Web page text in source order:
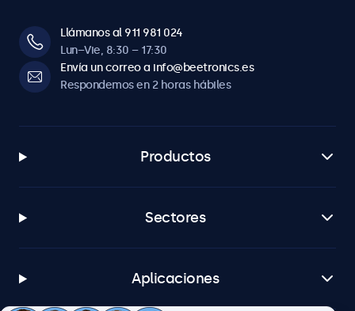
Llámanos al 911 981 024
Lun–Vie, 8:30 – 17:30
Envía un correo a info@beetronics.es
Respondemos en 2 horas hábiles
Productos
Sectores
Aplicaciones